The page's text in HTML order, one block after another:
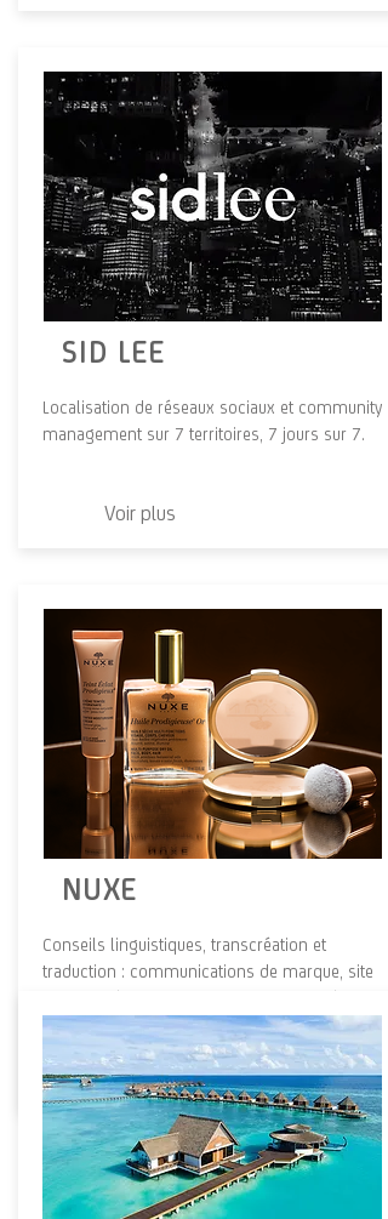
SID LEE
Localisation de réseaux sociaux et community
management sur 7 territoires, 7 jours sur 7.
Voir plus
NUXE
Conseils linguistiques, transcréation et
traduction : communications de marque, site
et packagings produit.
Voir plus